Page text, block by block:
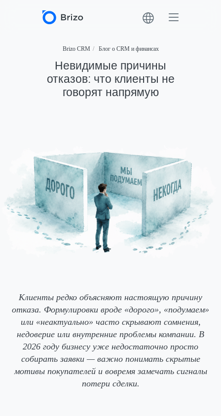
Brizo CRM / Блог о CRM и финансах
Невидимые причины
отказов: что клиенты не
говорят напрямую
Клиенты редко объясняют настоящую причину
отказа. Формулировки вроде «дорого», «подумаем»
или «неактуально» часто скрывают сомнения,
недоверие или внутренние проблемы компании. В
2026 году бизнесу уже недостаточно просто
собирать заявки — важно понимать скрытые
мотивы покупателей и вовремя замечать сигналы
потери сделки.